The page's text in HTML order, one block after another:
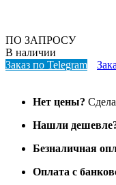
ПО ЗАПРОСУ
В наличии
Заказ по Telegram
Нет цены?
Нашли
Безналичная
Оплата с